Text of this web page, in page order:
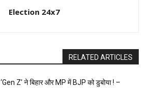
Election 24x7
RELATED ARTICLES
‘Gen Z’ ने बिहार और MP में BJP को डुबोया ! –